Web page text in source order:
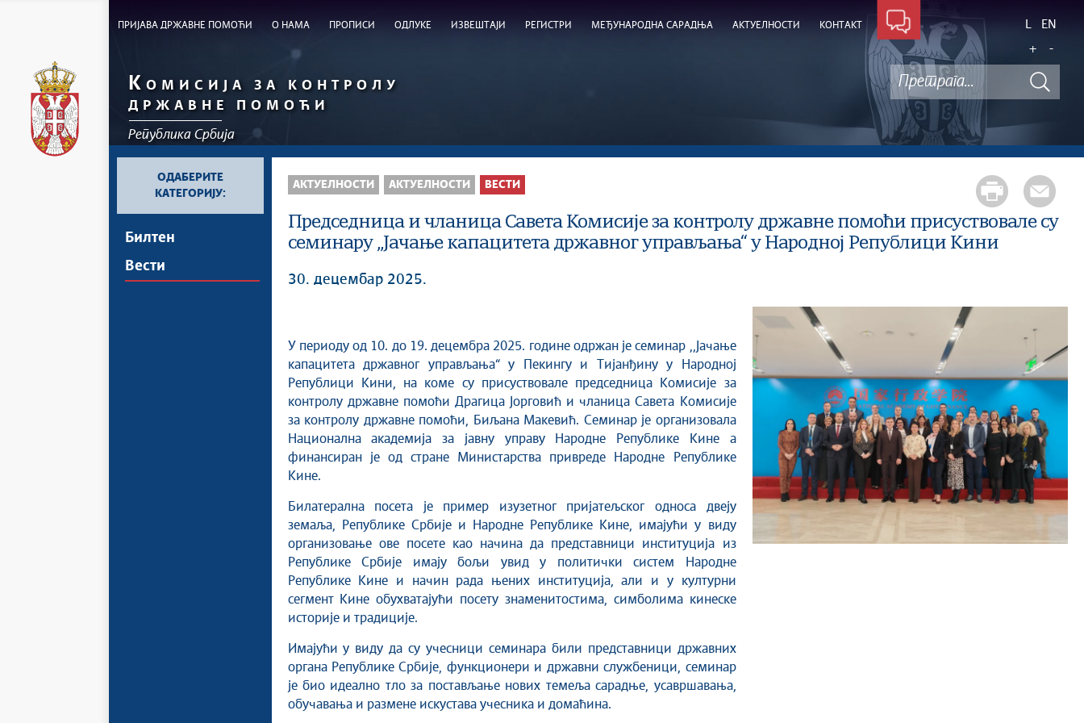
ПРИЈАВА ДРЖАВНЕ ПОМОЋИ О НАМА ПРОПИСИ ОДЛУКЕ ИЗВЕШТАЈИ РЕГИСТРИ МЕЂУНАРОДНА САРАДЊА АКТУЕЛНОСТИ КОНТАКТ L
EN
+
-
К ОМИСИЈА ЗА КОНТРОЛУ
ДРЖАВНЕ ПОМОЋИ
Република Србија
ОДАБЕРИТЕ
КАТЕГОРИЈУ:
Билтен
Вести
АКТУЕЛНОСТИ AКТУЕЛНОСТИ ВЕСТИ
Председница и чланица Савета Комисије за контролу државне помоћи присуствовале су
семинару ,,Јачање капацитета државног управљања“ у Народној Републици Кини
30. децембар 2025.
У периоду од 10. до 19. децембра 2025. године одржан је семинар ,,Јачање
капацитета државног управљања“ у Пекингу и Тијанђину у Народној
Републици Кини, на коме су присуствовале председница Комисије за
контролу државне помоћи Драгица Јорговић и чланица Савета Комисије
за контролу државне помоћи, Биљана Макевић. Семинар је организовала
Национална академија за јавну управу Народне Републике Кине а
финансиран је од стране Министарства привреде Народне Републике
Кине.
Билатерална посета је пример изузетног пријатељског односа двеју
земаља, Републике Србије и Народне Републике Кине, имајући у виду
организовање ове посете као начина да представници институција из
Републике Србије имају бољи увид у политички систем Народне
Републике Кине и начин рада њених институција, али и у културни
сегмент Кине обухватајући посету знаменитостима, симболима кинеске
историје и традиције.
Имајући у виду да су учесници семинара били представници државних
органа Републике Србије, функционери и државни службеници, семинар
је био идеално тло за постављање нових темеља сарадње, усавршавања,
обучавања и размене искустава учесника и домаћина.